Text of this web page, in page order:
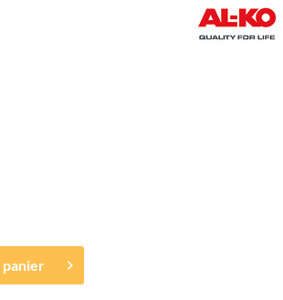
panier